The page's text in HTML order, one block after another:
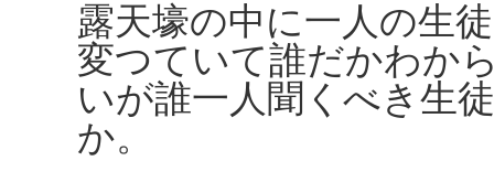
露天壕の中に一人の生
変つていて誰だかわか
いが誰一人聞くべき生
か。